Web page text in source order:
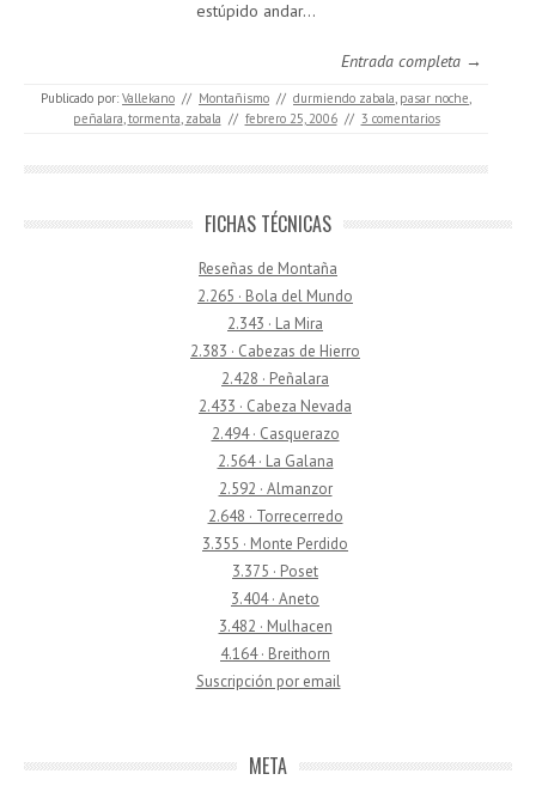
estúpido andar…
Entrada completa →
Publicado por: Vallekano // Montañismo // durmiendo zabala, pasar noche,
peñalara,tormenta, zabala // febrero 25, 2006 // 3 comentarios
FICHAS TÉCNICAS
Reseñas de Montaña
2.265 · Bola del Mundo
2.343 · La Mira
2.383 · Cabezas de Hierro
2.428 · Peñalara
2.433 · Cabeza Nevada
2.494 · Casquerazo
2.564 · La Galana
2.592 · Almanzor
2.648 · Torrecerredo
3.355 · Monte Perdido
3.375 · Poset
3.404 · Aneto
3.482 · Mulhacen
4.164 · Breithorn
Suscripción por email
META